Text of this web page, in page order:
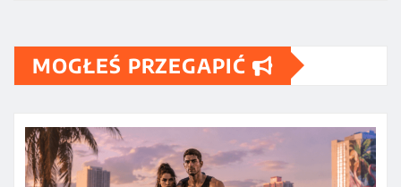
MOGŁEŚ PRZEGAPIĆ